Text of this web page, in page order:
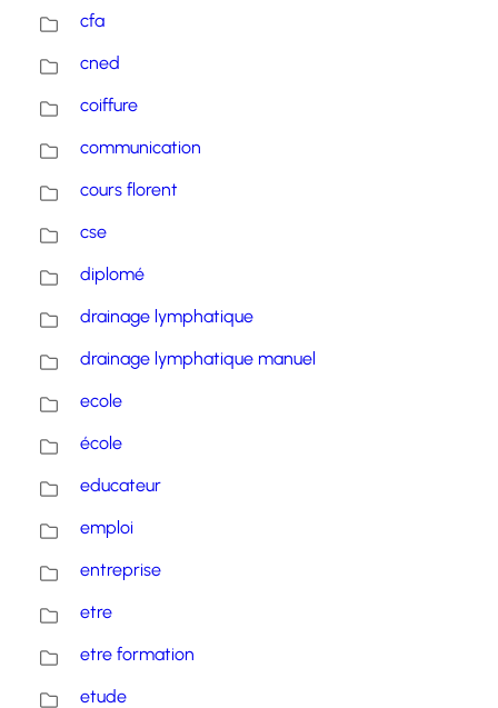
cfa
cned
coiffure
communication
cours florent
cse
diplomé
drainage lymphatique
drainage lymphatique manuel
ecole
école
educateur
emploi
entreprise
etre
etre formation
etude